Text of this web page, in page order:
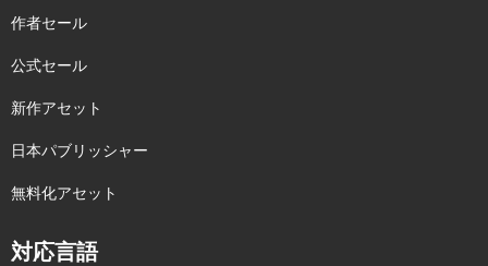
作者セール
公式セール
新作アセット
日本パブリッシャー
無料化アセット
対応言語